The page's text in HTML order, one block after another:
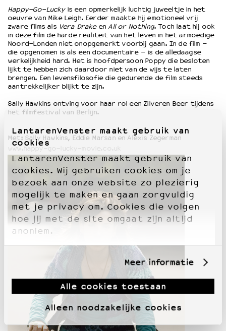
LantarenVenster maakt gebruik van
cookies
LantarenVenster maakt gebruik van
cookies. Wij gebruiken cookies om je
bezoek aan onze website zo plezierig
mogelijk te maken en gaan zorgvuldig
met je privacy om. Cookies die volgen
hoe jij met de site omgaat zijn altijd
anoniem.
Meer informatie
Alle cookies toestaan
Alleen noodzakelijke cookies
Duurzaamheid
Culturele boycot Israël
Ruimte voor artistieke vrijheid – VNPF
Happy-Go-Luckyis een opmerkelijk luchtig juweeltje in het
oeuvre van Mike Leigh. Eerder maakte hij emotioneel vrij
zware films als Vera DrakeenAll or Nothing. Toch laat hij ook
in deze film de harde realiteit van het leven in het armoedige
Noord-Londen niet onopgemerkt voorbij gaan. In de film –
die opgenomen is als een documentaire – is de alledaagse
werkelijkheid hard. Het is hoofdpersoon Poppy die besloten
lijkt te hebben zich daardoor niet van de wijs te laten
brengen. Een levensfilosofie die gedurende de film steeds
aantrekkelijker blijkt te zijn.
Sally Hawkins ontving voor haar rol een Zilveren Beer tijdens
het filmfestival van Berlijn.
Met: Sally Hawkins, Eddie Marsan en Alexis Zegerman
www.happy-go-lucky-movie.co.uk